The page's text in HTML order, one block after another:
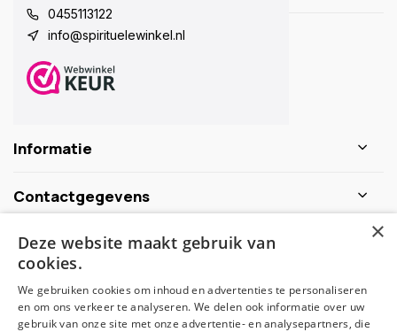
0455113122
info@spirituelewinkel.nl
Informatie
Contactgegevens
Schijf je nu in voor de nieuwsbrief
Abonneer
×
Deze website maakt gebruik van
cookies.
We gebruiken cookies om inhoud en advertenties te personaliseren
en om ons verkeer te analyseren. We delen ook informatie over uw
gebruik van onze site met onze advertentie- en analysepartners, die